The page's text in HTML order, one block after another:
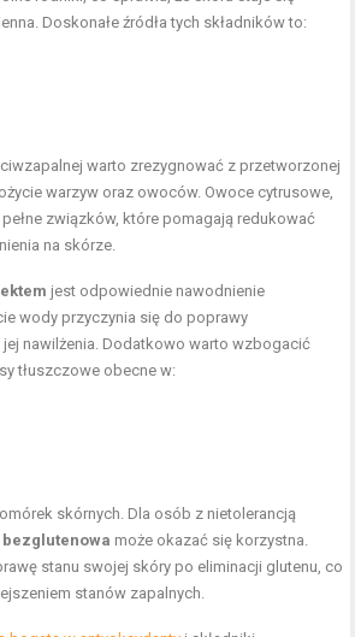
Doskonałe źródła tych składników to:
warto zrezygnować z przetworzonej
warzyw oraz owoców. Owoce cytrusowe,
związków, które pomagają redukować
na skórze.
jest odpowiednie nawodnienie
wody przyczynia się do poprawy
nawilżenia. Dodatkowo warto wzbogacić
tłuszczowe obecne w:
skórnych. Dla osób z nietolerancją
bezglutenowa może okazać się korzystna.
stanu swojej skóry po eliminacji glutenu, co
stanów zapalnych.